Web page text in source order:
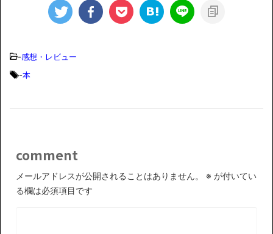
-感想・レビュー
-本
comment
メールアドレスが公開されることはありません。 ※ が付いてい
る欄は必須項目です